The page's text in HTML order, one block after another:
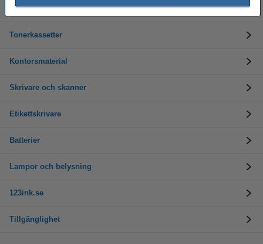
Bläckpatroner
Tonerkassetter
Kontorsmaterial
Skrivare och skanner
Etikettskrivare
Batterier
Lampor och belysning
123ink.se
Tillgänglighet